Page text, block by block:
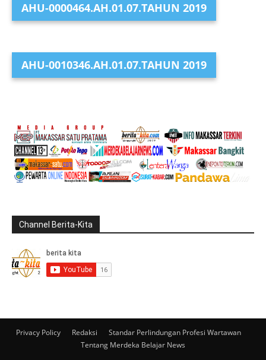
AHU-0000464.AH.01.07.TAHUN 2019
AHU-0010346.AH.01.07.TAHUN 2019
Channel Berita-Kita
Privacy Policy Redaksi
Standar Perlindungan Profesi Wartawan
Tentang Merdeka Belajar News